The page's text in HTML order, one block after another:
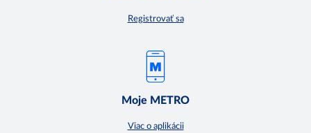
Registrovať sa
Moje METRO
Viac o aplikácii